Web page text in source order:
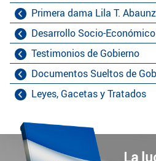
Primera dama Lila T.
Desarrollo Socio-Económico
Testimonios de Gobierno
Documentos Sueltos de
Leyes, Gacetas y Tratados
La